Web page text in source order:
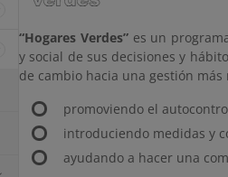
“Hogares Verdes”es un
y social de sus decisiones y
de cambio hacia una gestión
promoviendo el
introduciendo medidas y
ayudando a hacer una